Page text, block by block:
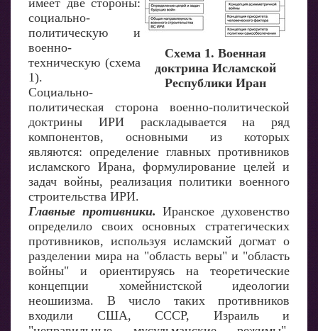
Схема 1. Военная
доктрина Исламской
Республики Иран
имеет две стороны:
социально-
политическую и
военно-
техническую (схема
1).
Социально-
политическая сторона военно-политической
доктрины ИРИ раскладывается на ряд
компонентов, основными из которых
являются: определение главных противников
исламского Ирана, формулирование целей и
задач войны, реализация политики военного
строительства ИРИ.
Главные противники. Иранское духовенство
определило своих основных стратегических
противников, используя исламский догмат о
разделении мира на "область веры" и "область
войны" и ориентируясь на теоретические
концепции хомейнистской идеологии
неошиизма. В число таких противников
входили США, СССР, Израиль и